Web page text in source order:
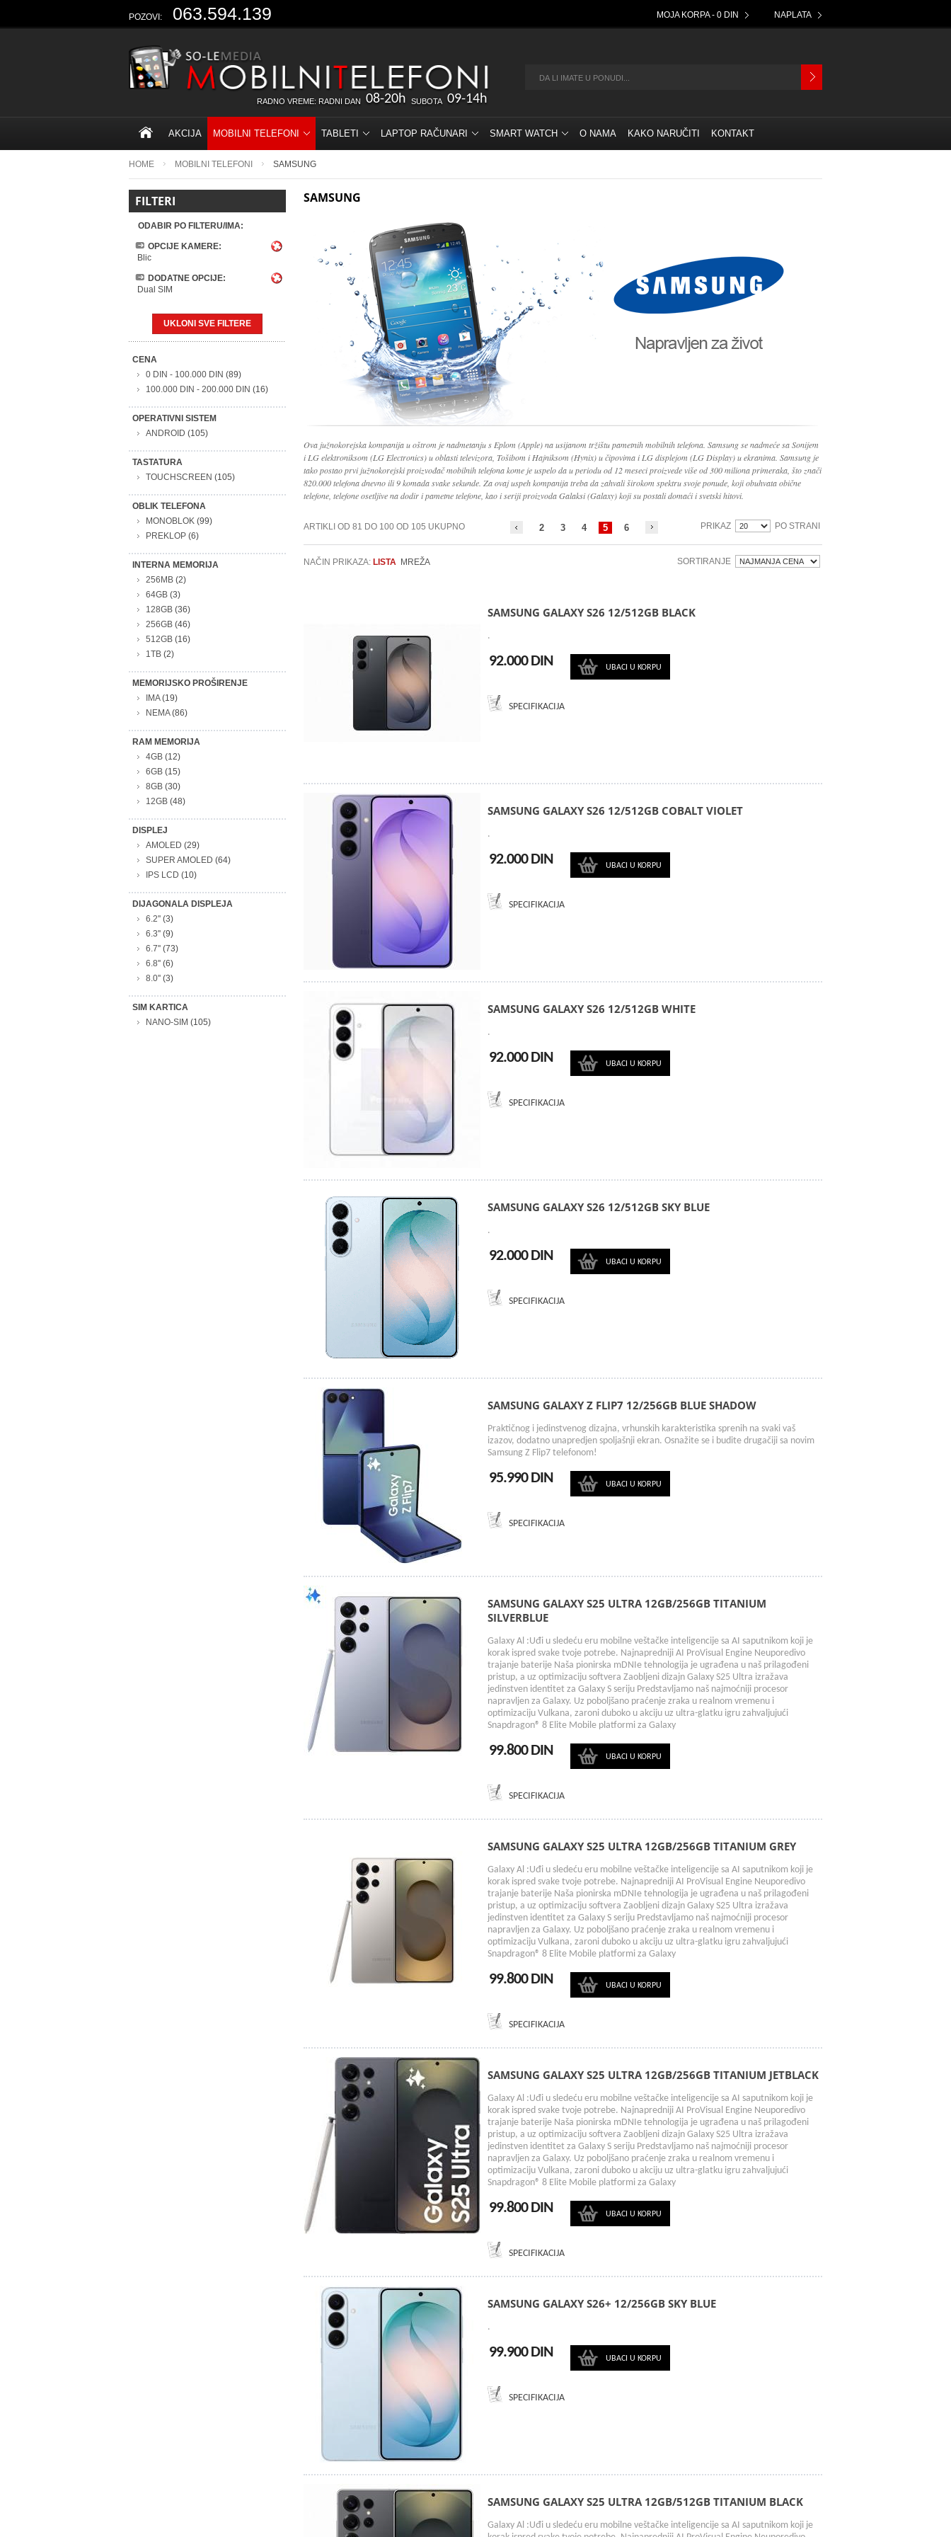
POZOVI: 063.594.139 MOJA KORPA - 0 DIN NAPLATA
RADNO VREME: RADNI DAN 08-20h SUBOTA 09-14h
AKCIJA MOBILNI TELEFONI TABLETI LAPTOP RAČUNARI SMART WATCH O NAMA KAKO NARUČITI KONTAKT
HOME MOBILNI TELEFONI SAMSUNG
FILTERI
ODABIR PO FILTERU/IMA:
OPCIJE KAMERE:
Blic
DODATNE OPCIJE:
Dual SIM
UKLONI SVE FILTERE
CENA
0 DIN - 100.000 DIN (89)
100.000 DIN - 200.000 DIN (16)
OPERATIVNI SISTEM
ANDROID (105)
TASTATURA
TOUCHSCREEN (105)
OBLIK TELEFONA
MONOBLOK (99)
PREKLOP (6)
INTERNA MEMORIJA
256MB (2)
64GB (3)
128GB (36)
256GB (46)
512GB (16)
1TB (2)
MEMORIJSKO PROŠIRENJE
IMA(19)
NEMA(86)
RAM MEMORIJA
4GB (12)
6GB (15)
8GB (30)
12GB (48)
DISPLEJ
AMOLED (29)
SUPER AMOLED (64)
IPS LCD (10)
DIJAGONALA DISPLEJA
6.2'' (3)
6.3'' (9)
6.7'' (73)
6.8'' (6)
8.0'' (3)
SIM KARTICA
NANO-SIM (105)
SAMSUNG
Ova južnokorejska kompanija u oštrom je nadmetanju s Eplom (Apple) na usijanom tržištu pametnih mobilnih telefona. Samsung se nadmeće sa Sonijem
i LG elektroniksom (LG Electronics) u oblasti televizora, Tošibom i Hajniksom (Hynix) u čipovima i LG displejom (LG Display) u ekranima. Samsung je
tako postao prvi južnokorejski proizvođač mobilnih telefona kome je uspelo da u periodu od 12 meseci proizvede više od 300 miliona primeraka, što znači
820.000 telefona dnevno ili 9 komada svake sekunde. Za ovaj uspeh kompanija treba da zahvali širokom spektru svoje ponude, koji obuhvata obične
telefone, telefone osetljive na dodir i pametne telefone, kao i seriji proizvoda Galaksi (Galaxy) koji su postali domaći i svetski hitovi.
ARTIKLI OD 81 DO 100 OD 105 UKUPNO 2 3 4 5 6 PRIKAZ PO STRANI
NAČIN PRIKAZA: LISTA MREŽA SORTIRANJE
SAMSUNG GALAXY S26 12/512GB BLACK
.
92.000 DIN UBACI U KORPU
SPECIFIKACIJA
SAMSUNG GALAXY S26 12/512GB COBALT VIOLET
.
92.000 DIN UBACI U KORPU
SPECIFIKACIJA
SAMSUNG GALAXY S26 12/512GB WHITE
.
92.000 DIN UBACI U KORPU
SPECIFIKACIJA
SAMSUNG GALAXY S26 12/512GB SKY BLUE
.
92.000 DIN UBACI U KORPU
SPECIFIKACIJA
SAMSUNG GALAXY Z FLIP7 12/256GB BLUE SHADOW
Praktičnog i jedinstvenog dizajna, vrhunskih karakteristika sprenih na svaki vaš
izazov, dodatno unapredjen spoljašnji ekran. Osnažite se i budite drugačiji sa novim
Samsung Z Flip7 telefonom!
95.990 DIN UBACI U KORPU
SPECIFIKACIJA
SAMSUNG GALAXY S25 ULTRA 12GB/256GB TITANIUM
SILVERBLUE
Galaxy Al :Uđi u sledeću eru mobilne veštačke inteligencije sa AI saputnikom koji je
korak ispred svake tvoje potrebe. Najnapredniji AI ProVisual Engine Neuporedivo
trajanje baterije Naša pionirska mDNIe tehnologija je ugrađena u naš prilagođeni
pristup, a uz optimizaciju softvera Zaobljeni dizajn Galaxy S25 Ultra izražava
jedinstven identitet za Galaxy S seriju Predstavljamo naš najmoćniji procesor
napravljen za Galaxy. Uz poboljšano praćenje zraka u realnom vremenu i
optimizaciju Vulkana, zaroni duboko u akciju uz ultra-glatku igru zahvaljujući
Snapdragon® 8 Elite Mobile platformi za Galaxy
99.800 DIN UBACI U KORPU
SPECIFIKACIJA
SAMSUNG GALAXY S25 ULTRA 12GB/256GB TITANIUM GREY
Galaxy Al :Uđi u sledeću eru mobilne veštačke inteligencije sa AI saputnikom koji je
korak ispred svake tvoje potrebe. Najnapredniji AI ProVisual Engine Neuporedivo
trajanje baterije Naša pionirska mDNIe tehnologija je ugrađena u naš prilagođeni
pristup, a uz optimizaciju softvera Zaobljeni dizajn Galaxy S25 Ultra izražava
jedinstven identitet za Galaxy S seriju Predstavljamo naš najmoćniji procesor
napravljen za Galaxy. Uz poboljšano praćenje zraka u realnom vremenu i
optimizaciju Vulkana, zaroni duboko u akciju uz ultra-glatku igru zahvaljujući
Snapdragon® 8 Elite Mobile platformi za Galaxy
99.800 DIN UBACI U KORPU
SPECIFIKACIJA
SAMSUNG GALAXY S25 ULTRA 12GB/256GB TITANIUM JETBLACK
Galaxy Al :Uđi u sledeću eru mobilne veštačke inteligencije sa AI saputnikom koji je
korak ispred svake tvoje potrebe. Najnapredniji AI ProVisual Engine Neuporedivo
trajanje baterije Naša pionirska mDNIe tehnologija je ugrađena u naš prilagođeni
pristup, a uz optimizaciju softvera Zaobljeni dizajn Galaxy S25 Ultra izražava
jedinstven identitet za Galaxy S seriju Predstavljamo naš najmoćniji procesor
napravljen za Galaxy. Uz poboljšano praćenje zraka u realnom vremenu i
optimizaciju Vulkana, zaroni duboko u akciju uz ultra-glatku igru zahvaljujući
Snapdragon® 8 Elite Mobile platformi za Galaxy
99.800 DIN UBACI U KORPU
SPECIFIKACIJA
SAMSUNG GALAXY S26+ 12/256GB SKY BLUE
.
99.900 DIN UBACI U KORPU
SPECIFIKACIJA
SAMSUNG GALAXY S25 ULTRA 12GB/512GB TITANIUM BLACK
Galaxy Al :Uđi u sledeću eru mobilne veštačke inteligencije sa AI saputnikom koji je